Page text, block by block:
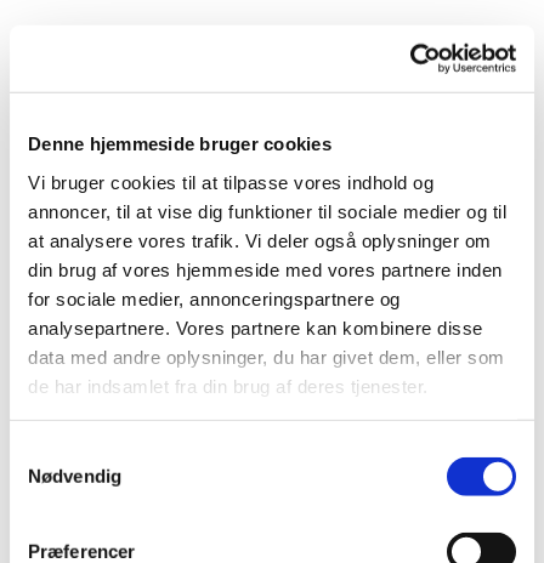
Denne hjemmeside bruger cookies
Vi bruger cookies til at tilpasse vores indhold og
annoncer, til at vise dig funktioner til sociale medier og til
at analysere vores trafik. Vi deler også oplysninger om
din brug af vores hjemmeside med vores partnere inden
for sociale medier, annonceringspartnere og
analysepartnere. Vores partnere kan kombinere disse
data med andre oplysninger, du har givet dem, eller som
de har indsamlet fra din brug af deres tjenester.
Nødvendig
Præferencer